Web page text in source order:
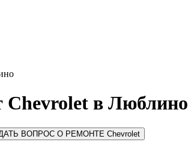
Chevrolet в Люблино
ВОПРОС О РЕМОНТЕ Chevrolet